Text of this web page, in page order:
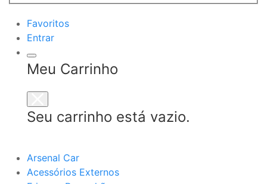
Favoritos
Entrar
Meu Carrinho
Seu carrinho está vazio.
Arsenal Car
Acessórios Externos